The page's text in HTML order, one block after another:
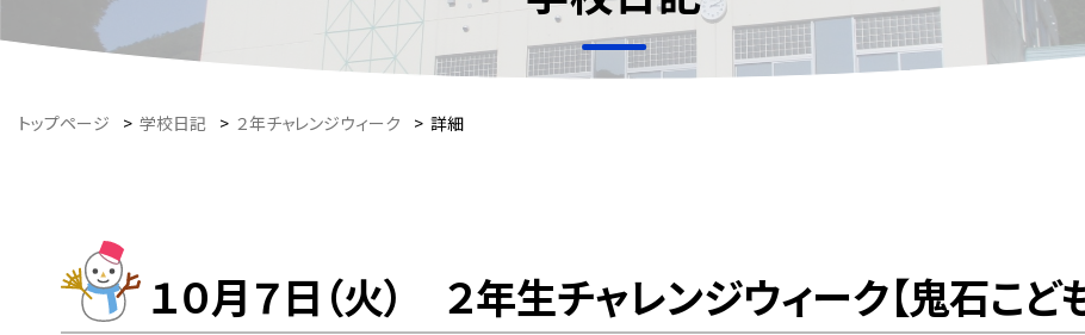
トップページ > 学校日記 > ２年チャレンジウィーク > 詳細
１０月７日（火） ２年生チャレンジウィーク【鬼石こど